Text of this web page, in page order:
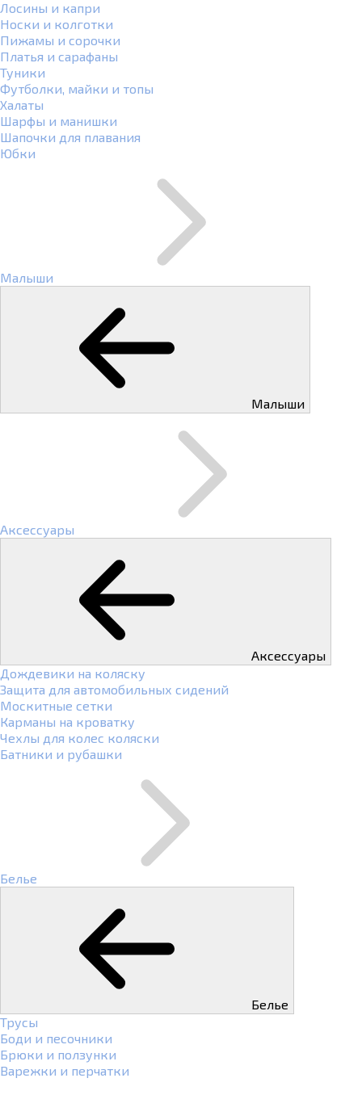
Лосины и капри
Носки и колготки
Пижамы и сорочки
Платья и сарафаны
Туники
Футболки, майки и топы
Халаты
Шарфы и манишки
Шапочки для плавания
Юбки
Малыши
Малыши
Аксессуары
Аксессуары
Дождевики на коляску
Защита для автомобильных сидений
Москитные сетки
Карманы на кроватку
Чехлы для колес коляски
Батники и рубашки
Белье
Белье
Трусы
Боди и песочники
Брюки и ползунки
Варежки и перчатки